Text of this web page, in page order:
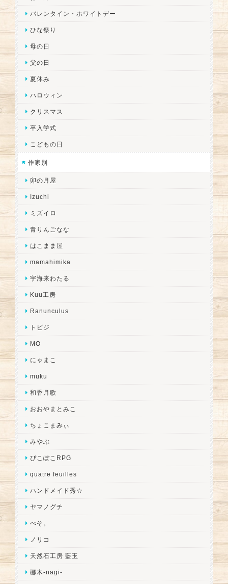
バレンタイン・ホワイトデー
ひな祭り
母の日
父の日
夏休み
ハロウィン
クリスマス
卒入学式
こどもの日
作家別
卯の月屋
Izuchi
ミズイロ
青りんごなな
はこまま屋
mamahimika
宇海来わたる
Kuu工房
Ranunculus
トビジ
MO
にゃまこ
muku
和香月歌
おおやまとみこ
ちょこまみぃ
みやぶ
ぴこぽこRPG
quatre feuilles
ハンドメイド秀☆
ヤマノグチ
ぺそ。
ノリコ
天然石工房 藍玉
梛木-nagi-